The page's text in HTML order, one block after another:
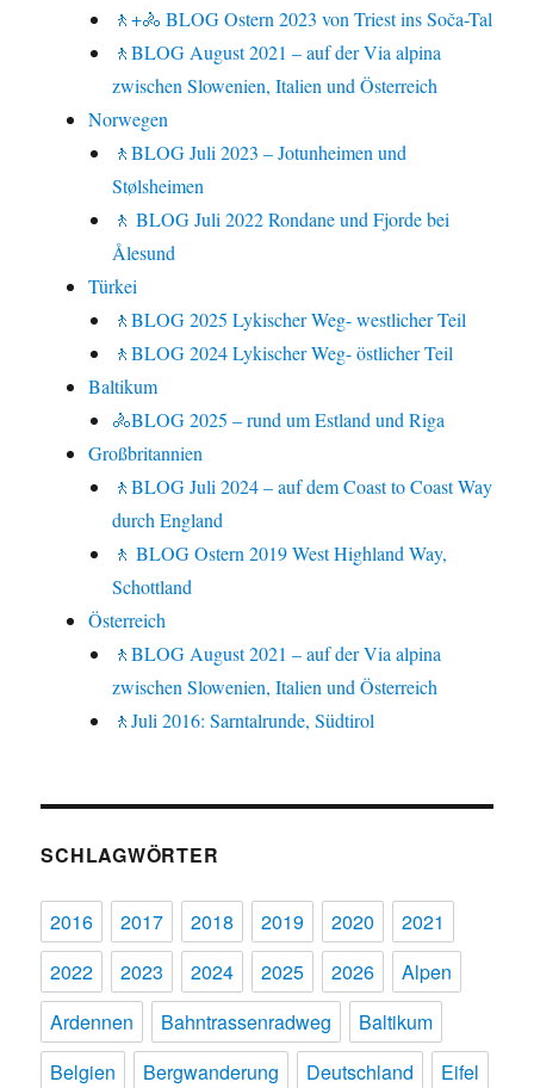
🚶+🚴 BLOG Ostern 2023 von Triest ins Soča-Tal
🚶BLOG August 2021 – auf der Via alpina
zwischen Slowenien, Italien und Österreich
Norwegen
🚶BLOG Juli 2023 – Jotunheimen und
Stølsheimen
🚶 BLOG Juli 2022 Rondane und Fjorde bei
Ålesund
Türkei
🚶BLOG 2025 Lykischer Weg- westlicher Teil
🚶BLOG 2024 Lykischer Weg- östlicher Teil
Baltikum
🚴BLOG 2025 – rund um Estland und Riga
Großbritannien
🚶BLOG Juli 2024 – auf dem Coast to Coast Way
durch England
🚶 BLOG Ostern 2019 West Highland Way,
Schottland
Österreich
🚶BLOG August 2021 – auf der Via alpina
zwischen Slowenien, Italien und Österreich
🚶Juli 2016: Sarntalrunde, Südtirol
SCHLAGWÖRTER
2016 2017 2018 2019 2020
2021
2022
2023 2024 2025 2026
Alpen
Ardennen
Bahntrassenradweg
Baltikum
Belgien
Bergwanderung Deutschland
Eifel